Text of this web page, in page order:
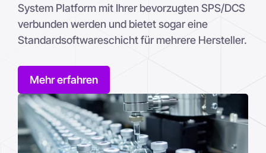
System Platform mit Ihrer bevorzugten SPS/DCS
verbunden werden und bietet sogar eine
Standardsoftwareschicht für mehrere Hersteller.
Mehr erfahren